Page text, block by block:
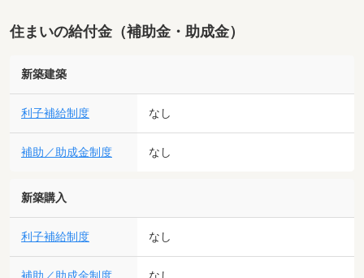
住まいの給付金（補助金・助成金）
新築建築
利子補給制度 なし
補助／助成金制度 なし
新築購入
利子補給制度 なし
なし